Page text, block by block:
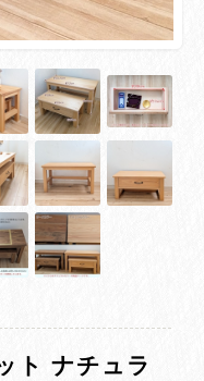
ト ナチュラ